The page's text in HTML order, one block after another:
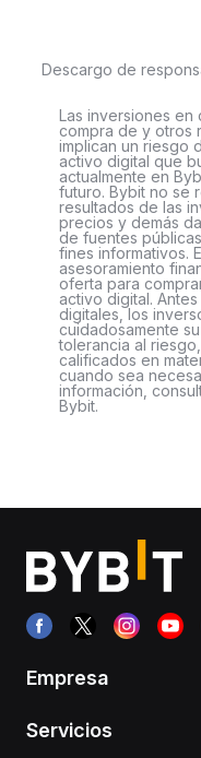
Descargo de
Las inversiones en
compra de y otros
implican un riesgo
activo digital que
actualmente en
futuro. Bybit no se
resultados de las
precios y demás
de fuentes
fines informativos.
asesoramiento
oferta para
activo digital.
digitales, los
cuidadosamente
tolerancia al
calificados en
cuando sea
información,
Bybit.
Empresa
Servicios